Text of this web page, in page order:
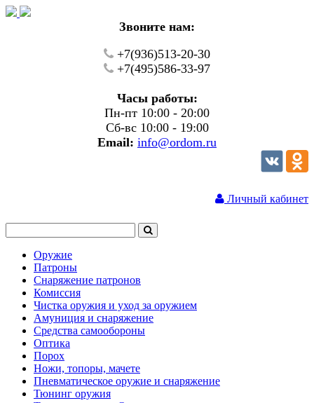
Звоните нам:
+7(936)513-20-30
+7(495)586-33-97
Часы работы:
Пн-пт 10:00 - 20:00
Сб-вс 10:00 - 19:00
Email: info@ordom.ru
Личный кабинет
Оружие
Патроны
Снаряжение патронов
Комиссия
Чистка оружия и уход за оружием
Амуниция и снаряжение
Средства самообороны
Оптика
Порох
Ножи, топоры, мачете
Пневматическое оружие и снаряжение
Тюнинг оружия